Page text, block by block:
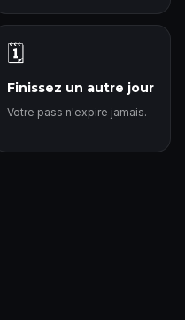
🗓️
Finissez un autre jour
Votre pass n'expire jamais.